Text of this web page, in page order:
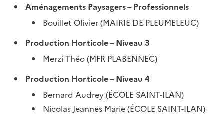
Aménagements Paysagers – Professionnels
Bouillet Olivier (MAIRIE DE PLEUMELEUC)
Production Horticole – Niveau 3
Merzi Théo (MFR PLABENNEC)
Production Horticole – Niveau 4
Bernard Audrey (ÉCOLE SAINT-ILAN)
Nicolas Jeannes Marie (ÉCOLE SAINT-ILAN)